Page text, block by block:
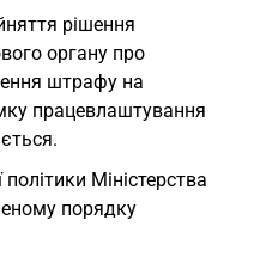
рiшення
органу про
штрафу на
працевлаштування
полiтики Мiнiстерства
порядку